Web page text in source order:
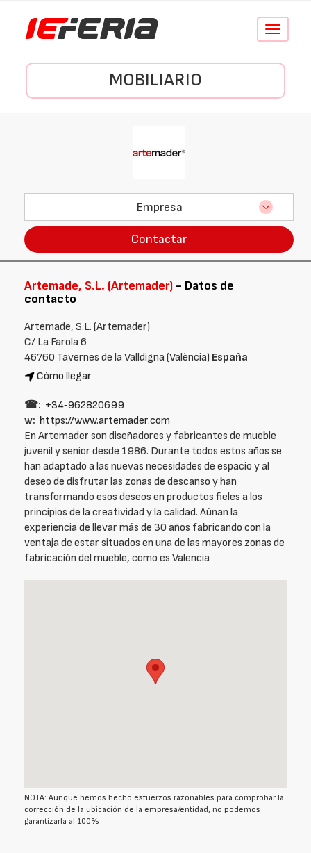
Conmutar
MOBILIARIO
Empresa
Contactar
Artemade, S.L. (Artemader) - Datos de
contacto
Artemade, S.L. (Artemader)
C/ La Farola 6
46760 Tavernes de la Valldigna (València) España
Cómo llegar
☎: +34‑962820699
w: https://www.artemader.com
En Artemader son diseñadores y fabricantes de mueble
juvenil y senior desde 1986. Durante todos estos años se
han adaptado a las nuevas necesidades de espacio y al
deseo de disfrutar las zonas de descanso y han
transformando esos deseos en productos fieles a los
principios de la creatividad y la calidad. Aúnan la
experiencia de llevar más de 30 años fabricando con la
ventaja de estar situados en una de las mayores zonas de
fabricación del mueble, como es Valencia
NOTA: Aunque hemos hecho esfuerzos razonables para comprobar la
corrección de la ubicación de la empresa/entidad, no podemos
garantizarla al 100%